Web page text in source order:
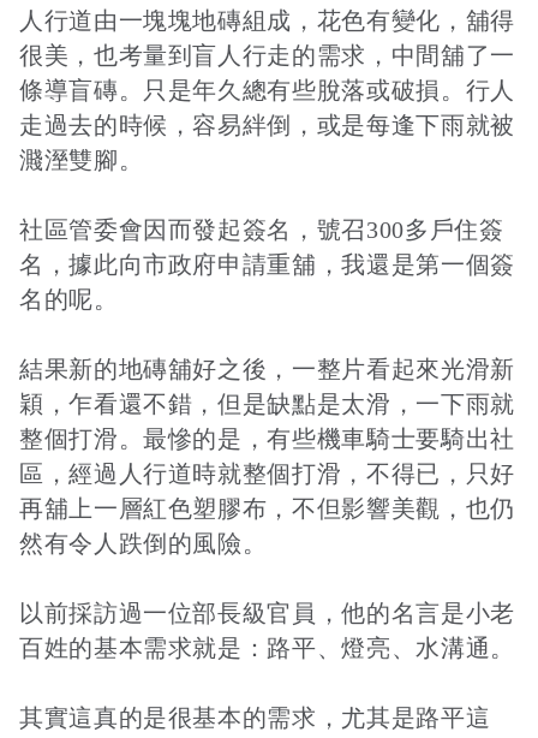
火力電能
水力電能
公共給水
鐵道立體化
捷運
捐助章程
成果年報
工作報告及財務報表
工作計畫及經費預算
誠信經營規範
人行道由一塊塊地磚組成，花色有變化，舖得
很美，也考量到盲人行走的需求，中間舖了一
條導盲磚。只是年久總有些脫落或破損。行人
走過去的時候，容易絆倒，或是每逢下雨就被
濺溼雙腳。
社區管委會因而發起簽名，號召300多戶住簽
名，據此向市政府申請重舖，我還是第一個簽
名的呢。
結果新的地磚舖好之後，一整片看起來光滑新
穎，乍看還不錯，但是缺點是太滑，一下雨就
整個打滑。最慘的是，有些機車騎士要騎出社
區，經過人行道時就整個打滑，不得已，只好
再舖上一層紅色塑膠布，不但影響美觀，也仍
然有令人跌倒的風險。
以前採訪過一位部長級官員，他的名言是小老
百姓的基本需求就是：路平、燈亮、水溝通。
其實這真的是很基本的需求，尤其是路平這